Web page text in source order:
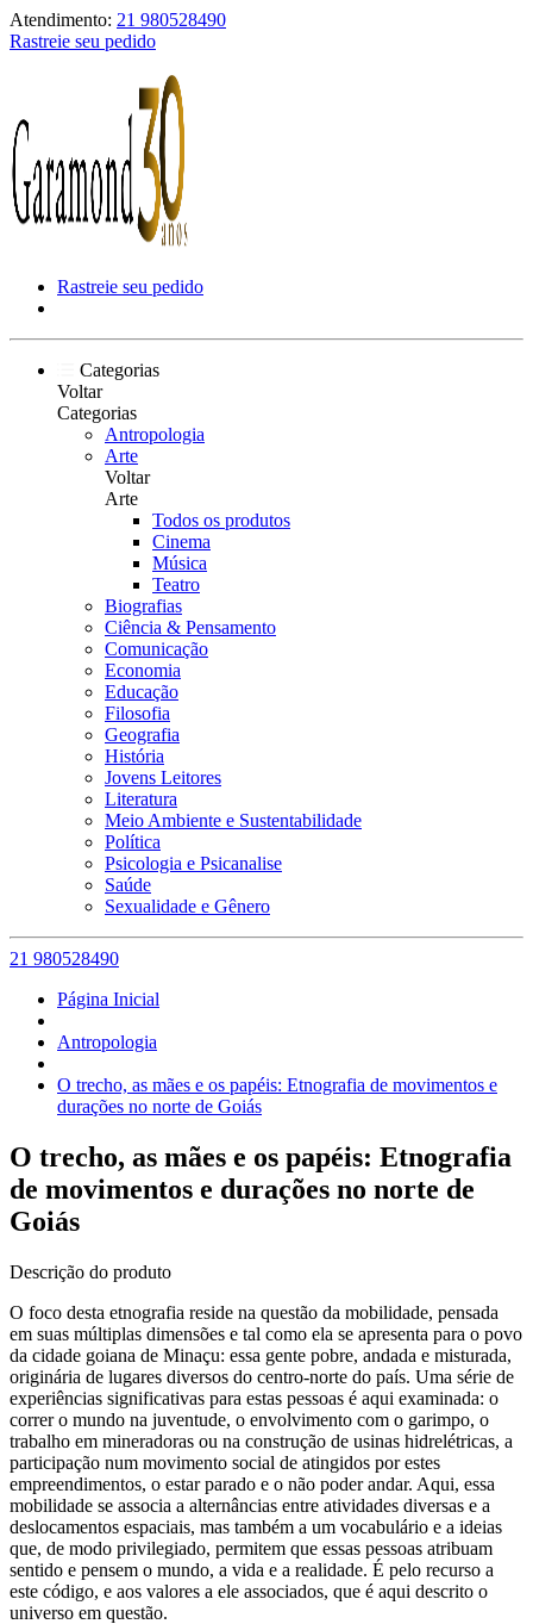
Atendimento: 21 980528490
Rastreie seu pedido
Rastreie seu pedido
Categorias
Voltar
Categorias
Antropologia
Arte
Voltar
Arte
Todos os produtos
Cinema
Música
Teatro
Biografias
Ciência & Pensamento
Comunicação
Economia
Educação
Filosofia
Geografia
História
Jovens Leitores
Literatura
Meio Ambiente e Sustentabilidade
Política
Psicologia e Psicanalise
Saúde
Sexualidade e Gênero
21 980528490
Página Inicial
Antropologia
O trecho, as mães e os papéis: Etnografia de movimentos e
durações no norte de Goiás
O trecho, as mães e os papéis: Etnografia
de movimentos e durações no norte de
Goiás
Descrição do produto
O foco desta etnografia reside na questão da mobilidade, pensada
em suas múltiplas dimensões e tal como ela se apresenta para o povo
da cidade goiana de Minaçu: essa gente pobre, andada e misturada,
originária de lugares diversos do centro-norte do país. Uma série de
experiências significativas para estas pessoas é aqui examinada: o
correr o mundo na juventude, o envolvimento com o garimpo, o
trabalho em mineradoras ou na construção de usinas hidrelétricas, a
participação num movimento social de atingidos por estes
empreendimentos, o estar parado e o não poder andar. Aqui, essa
mobilidade se associa a alternâncias entre atividades diversas e a
deslocamentos espaciais, mas também a um vocabulário e a ideias
que, de modo privilegiado, permitem que essas pessoas atribuam
sentido e pensem o mundo, a vida e a realidade. É pelo recurso a
este código, e aos valores a ele associados, que é aqui descrito o
universo em questão.